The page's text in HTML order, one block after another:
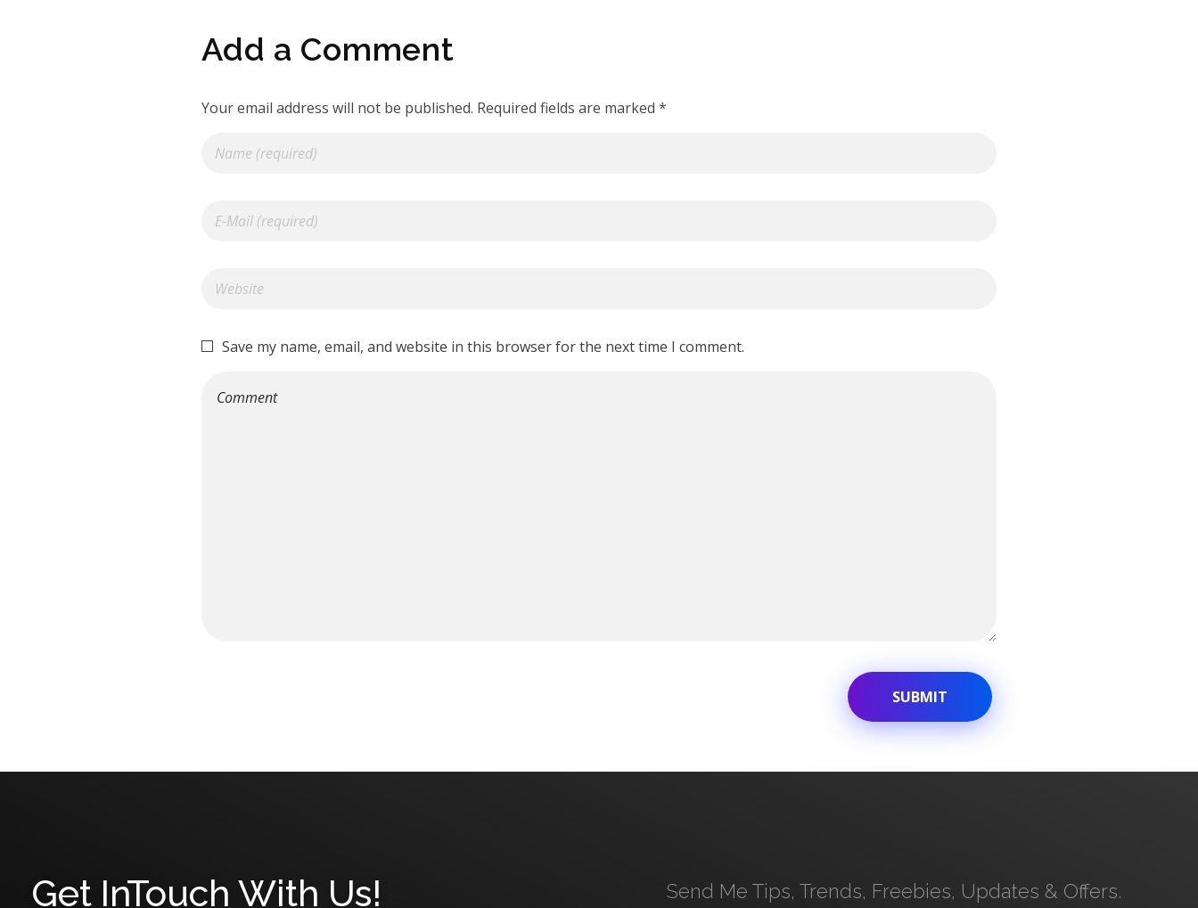
Add a Comment
Your email address will not be published. Required fields are marked *
Save my name, email, and website in this browser for the next time I comment.
Get InTouch With Us! Send Me Tips, Trends, Freebies, Updates & Offers.